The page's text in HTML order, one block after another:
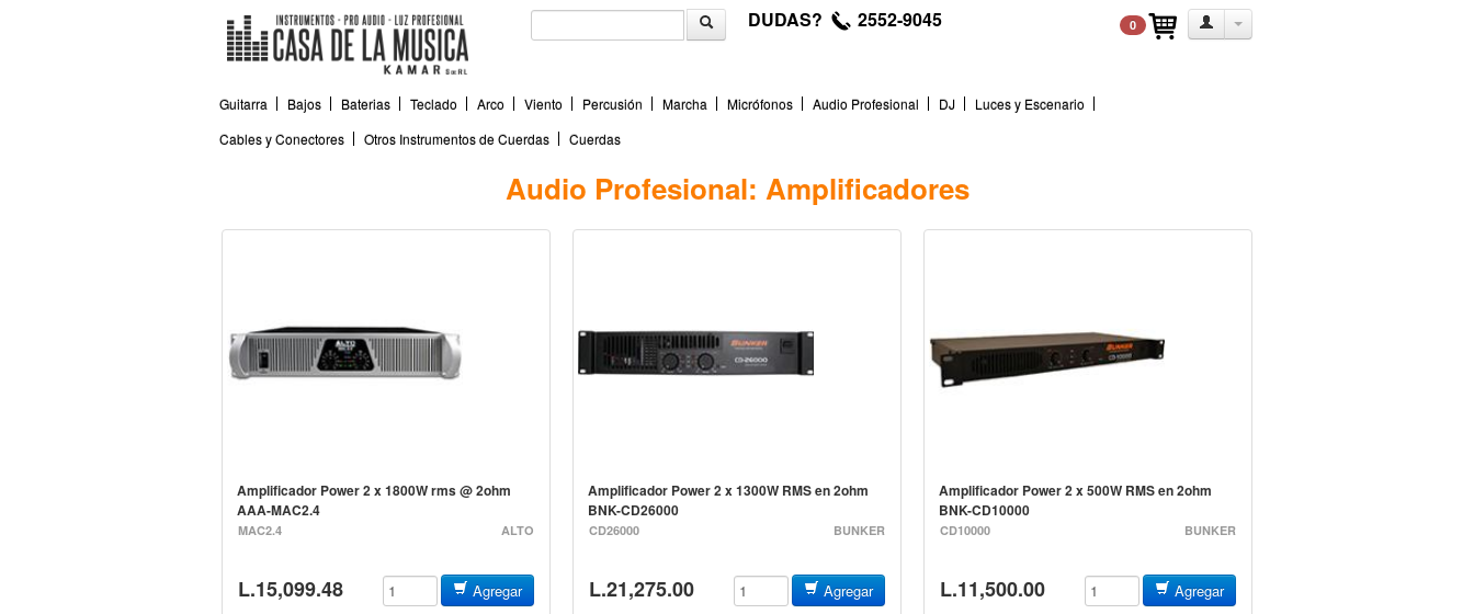
DUDAS? 2552-9045 0
Guitarra Bajos Baterias Teclado Arco Viento Percusión Marcha Micrófonos Audio Profesional DJ
Luces y Escenario
Cables y Conectores
Otros Instrumentos de Cuerdas Cuerdas
Audio Profesional: Amplificadores
Amplificador Power 2 x 1800W rms @ 2ohm
AAA-MAC2.4
MAC2.4 ALTO
L.15,099.48 Agregar
Amplificador Power 2 x 1300W RMS en 2ohm
BNK-CD26000
CD26000 BUNKER
L.21,275.00 Agregar
Amplificador Power 2 x 500W RMS en 2ohm
BNK-CD10000
CD10000 BUNKER
L.11,500.00 Agregar